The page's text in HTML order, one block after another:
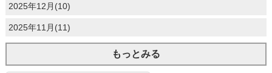
2025年12月(10)
2025年11月(11)
もっとみる